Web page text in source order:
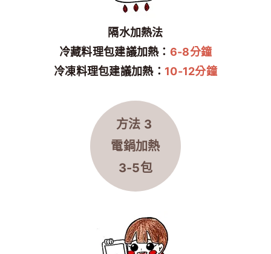
隔水加熱法
冷藏料理包建議加熱： 6-8分鐘
冷凍料理包建議加熱： 10-12分鐘
方法 3
電鍋加熱
3-5包